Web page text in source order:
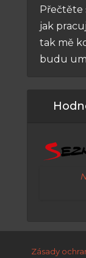
Přečtěte
jak
tak mě
budu
Zásady